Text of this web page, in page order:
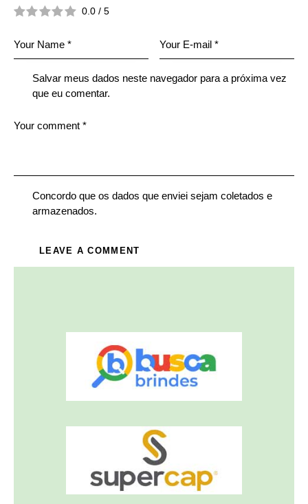
0.0 / 5
Salvar meus dados neste navegador para a próxima vez
que eu comentar.
Concordo que os dados que enviei sejam coletados e
armazenados.